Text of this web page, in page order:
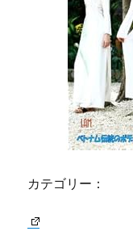
カテゴリー：